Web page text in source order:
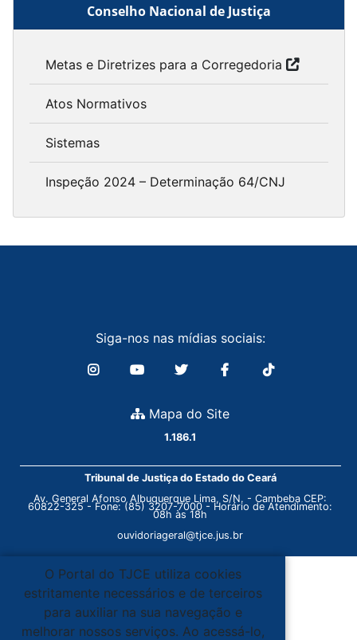
Conselho Nacional de Justiça
Metas e Diretrizes para a Corregedoria
Atos Normativos
Sistemas
Inspeção 2024 – Determinação 64/CNJ
Siga-nos nas mídias sociais:
Mapa do Site
1.186.1
Tribunal de Justiça do Estado do Ceará
Av. General Afonso Albuquerque Lima, S/N. - Cambeba CEP:
60822-325 - Fone: (85) 3207-7000 - Horário de Atendimento:
08h às 18h
ouvidoriageral@tjce.jus.br
O Portal do TJCE utiliza cookies
estritamente necessários e de terceiros
para auxiliar na sua navegação e
melhorar nossos serviços. Ao acessá-lo,